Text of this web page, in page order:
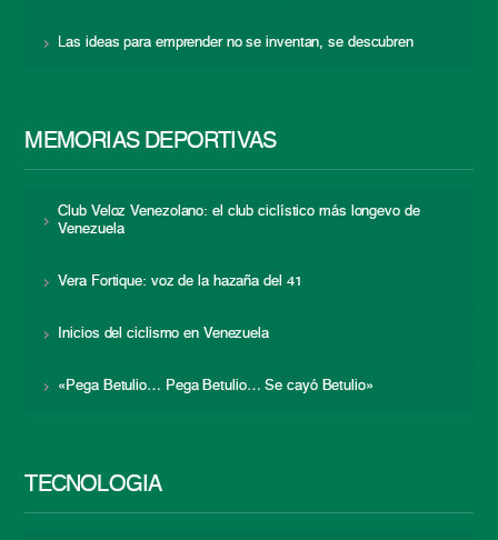
Las ideas para emprender no se inventan, se descubren
MEMORIAS DEPORTIVAS
Club Veloz Venezolano: el club ciclístico más longevo de
Venezuela
Vera Fortique: voz de la hazaña del 41
Inicios del ciclismo en Venezuela
«Pega Betulio… Pega Betulio… Se cayó Betulio»
TECNOLOGÍA